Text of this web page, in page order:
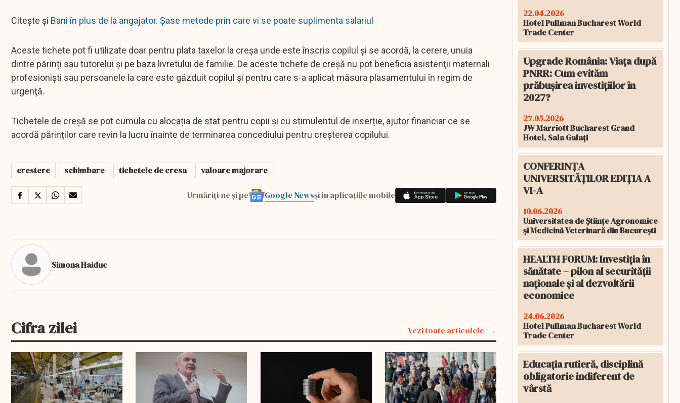
Citește și Bani în plus de la angajator. Şase metode prin care vi se poate suplimenta salariul
Aceste tichete pot fi utilizate doar pentru plata taxelor la creșa unde este înscris copilul și se acordă, la cerere, unuia
dintre părinți sau tutorelui și pe baza livretului de familie. De aceste tichete de creșă nu pot beneficia asistenţii maternali
profesionişti sau persoanele la care este găzduit copilul şi pentru care s-a aplicat măsura plasamentului în regim de
urgenţă.
Tichetele de creșă se pot cumula cu alocația de stat pentru copii și cu stimulentul de inserție, ajutor financiar ce se
acordă părinților care revin la lucru înainte de terminarea concediului pentru creșterea copilului.
crestere schimbare tichetele de cresa valoare majorare
Urmăriți-ne și pe Google Newsși în aplicațiile mobile
Simona Haiduc
Cifra zilei Vezi toate articolele
EXCLUSIV
22.04.2026
Hotel Pullman Bucharest World
Trade Center
Upgrade România: Viața după
PNRR: Cum evităm
prăbușirea investițiilor în
2027?
27.05.2026
JW Marriott Bucharest Grand
Hotel, Sala Galați
CONFERINȚA
UNIVERSITĂȚILOR EDIȚIA A
VI-A
10.06.2026
Universitatea de Științe Agronomice
și Medicină Veterinară din București
HEALTH FORUM: Investiția în
sănătate – pilon al securității
naționale și al dezvoltării
economice
24.06.2026
Hotel Pullman Bucharest World
Trade Center
Educația rutieră, disciplină
obligatorie indiferent de
vârstă